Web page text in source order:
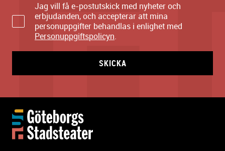
Jag vill få e-postutskick med nyheter och
erbjudanden, och accepterar att mina
personuppgifter behandlas i enlighet med
Personuppgiftspolicyn.
SKICKA